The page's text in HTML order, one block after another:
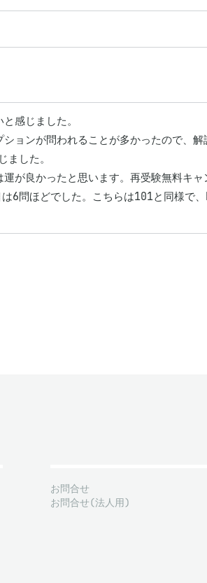
感じました。
ョンが問われることが多かったので、解
ました。
良かったと思います。再受験無料キャ
6問ほどでした。こちらは101と同様で
お問合せ
お問合せ(法人用)